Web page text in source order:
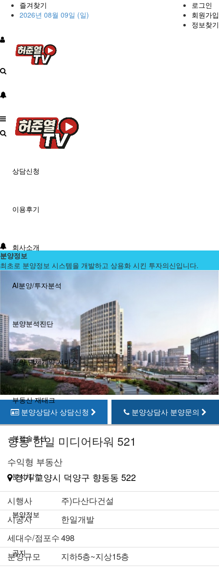
즐겨찾기
2026년 08월 09일 (일)
로그인
회원가입
정보찾기
상담신청
이용후기
회사소개
AI분양/투자분석
분양분석진단
분양 단체계약 서비스
부동산 재태크
분쟁솔루션
분석/칼럼
분양정보
공지
분양정보
최초로 분양정보 시스템을 개발하고 상용화 시킨 투자의신입니다.
분양상담사 상담신청 분양상담사 분양문의
향동 한일 미디어타워 521
수익형 부동산
경기 고양시 덕양구 향동동 522
시행사
주)다산다건설
시공사
한일개발
세대수/점포수498
분양규모
지하5층~지상15층